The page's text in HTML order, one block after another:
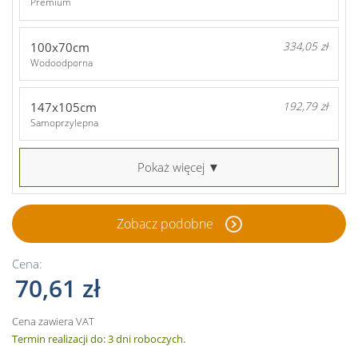
100x70cm 334,05 zł
Wodoodporna
147x105cm 192,79 zł
Samoprzylepna
Pokaż więcej ▼
Zobacz podobne
Cena:
70,61 zł
Cena zawiera VAT
Termin realizacji do: 3 dni roboczych.